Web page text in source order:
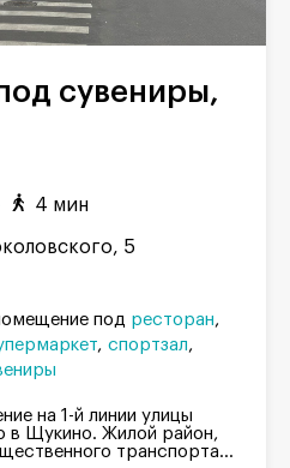
4 мин
5
под ресторан
спортзал
на 1-й линии улицы
в Щукино. Жилой район,
транспорта...